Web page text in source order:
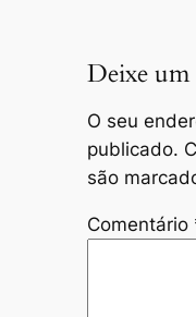
Deixe um
O seu
publicado.
são
Comentário